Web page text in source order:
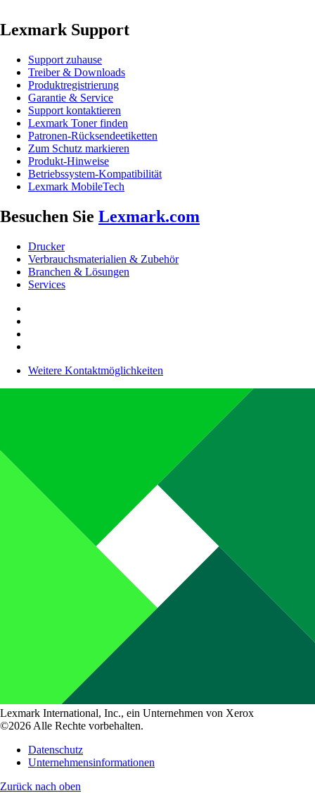
Lexmark Support
Support zuhause
Treiber & Downloads
Produktregistrierung
Garantie & Service
Support kontaktieren
Lexmark Toner finden
Patronen-Rücksendeetiketten
Zum Schutz markieren
Produkt-Hinweise
Betriebssystem-Kompatibilität
Lexmark MobileTech
Besuchen Sie Lexmark.com
Drucker
Verbrauchsmaterialien & Zubehör
Branchen & Lösungen
Services
Weitere Kontaktmöglichkeiten
Lexmark International, Inc., ein Unternehmen von Xerox
©2026 Alle Rechte vorbehalten.
Datenschutz
Unternehmensinformationen
Zurück nach oben